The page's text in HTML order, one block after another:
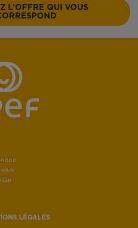
L’OFFRE QUI VOUS
LÉGALES